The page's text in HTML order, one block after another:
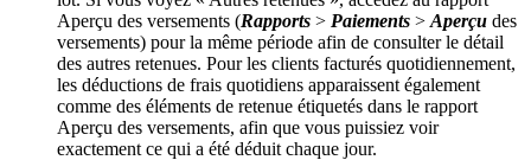
Aperçu des versements (Rapports > Paiements > Aperçu des
versements) pour la même période afin de consulter le détail
des autres retenues. Pour les clients facturés quotidiennement,
les déductions de frais quotidiens apparaissent également
comme des éléments de retenue étiquetés dans le rapport
Aperçu des versements, afin que vous puissiez voir
exactement ce qui a été déduit chaque jour.